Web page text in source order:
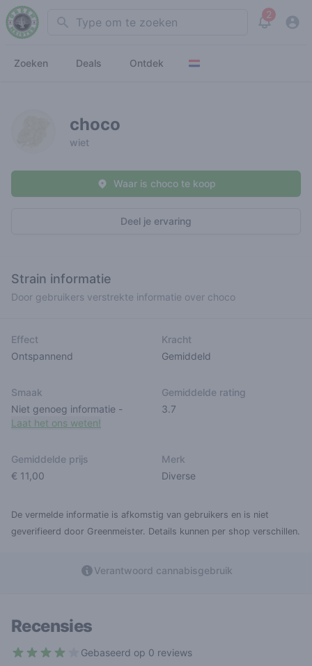
Search 2
View
Zoeken Deals Ontdek
choco
wiet
Deel je ervaring
Waar is choco te koop
Strain informatie
Door gebruikers verstrekte informatie over choco
Effect
Ontspannend
Kracht
Gemiddeld
Smaak
Niet genoeg informatie -
Laat het ons weten!
Gemiddelde rating
3.7
Gemiddelde prijs
€ 11,00
Merk
Diverse
De vermelde informatie is afkomstig van gebruikers en is niet
geverifieerd door Greenmeister. Details kunnen per shop verschillen.
Verantwoord cannabisgebruik
Recensies
Gebaseerd op 0 reviews